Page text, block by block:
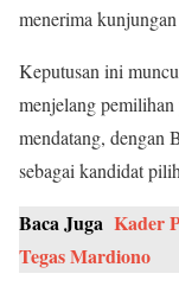
menerima
Keputusan ini
menjelang
mendatang, dengan
sebagai kandidat
Baca Juga Kader
Tegas Mardiono